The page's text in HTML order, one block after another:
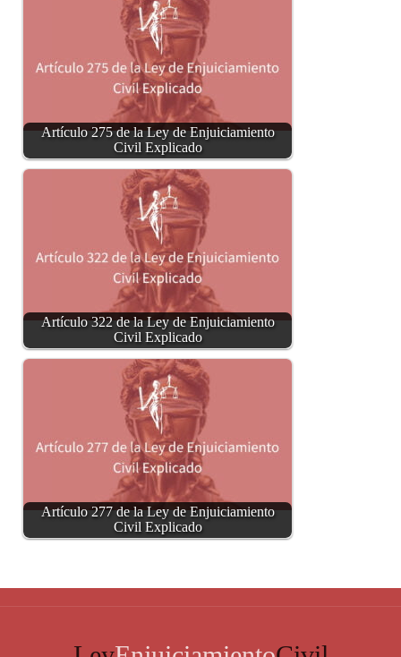
Artículo 275 de la Ley de Enjuiciamiento
Civil Explicado
Artículo 322 de la Ley de Enjuiciamiento
Civil Explicado
Artículo 277 de la Ley de Enjuiciamiento
Civil Explicado